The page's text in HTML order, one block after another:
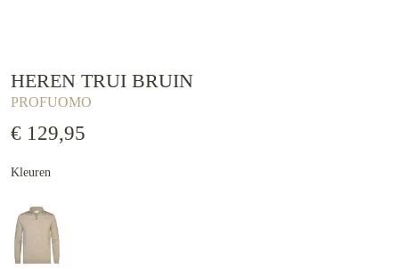
HEREN TRUI BRUIN
PROFUOMO
€ 129,95
Kleuren